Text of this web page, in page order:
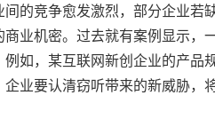
的竞争愈发激烈，部分企业若
业机密。过去就有案例显示，
如，某互联网新创企业的产品
业要认清窃听带来的新威胁，